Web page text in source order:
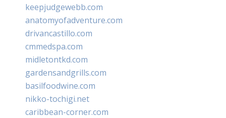
keepjudgewebb.com
anatomyofadventure.com
drivancastillo.com
cmmedspa.com
midletontkd.com
gardensandgrills.com
basilfoodwine.com
nikko-tochigi.net
caribbean-corner.com